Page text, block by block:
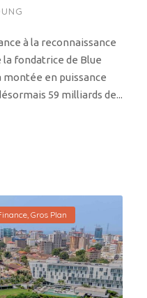
à la reconnaissance
fondatrice de Blue
en puissance
59 milliards de...
, Gros Plan